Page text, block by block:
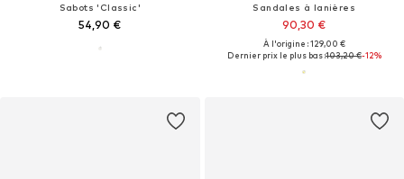
Sabots 'Classic'
54,90 €
Sandales à lanières
90,30 €
À l'origine : 129,00 €
Dernier prix le plus bas :103,20 €-12%